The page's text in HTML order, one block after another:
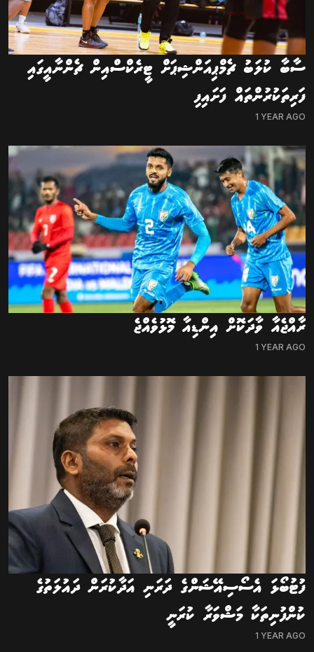
ސާބާ ކުލަބު ޗެމްޕިއަންޝިޕަށް ޓީރެކްސްއިން ޗެންނާއީގައި
ފަރިތަކުރުންތައް ފަށައިފި
1 YEAR AGO
ރާއްޖެއާ ވާދަކޮށް އިންޑިއާ މޮޅުވެއްޖެ
1 YEAR AGO
ފުޓުބޯޅަ އެސޯސިއޭޝަންގެ ދަރަނި އަދާކުރަން ދައުލަތުގެ
ކުންފުނިތަކާ މަޝްވަރާ ކުރަނީ
1 YEAR AGO